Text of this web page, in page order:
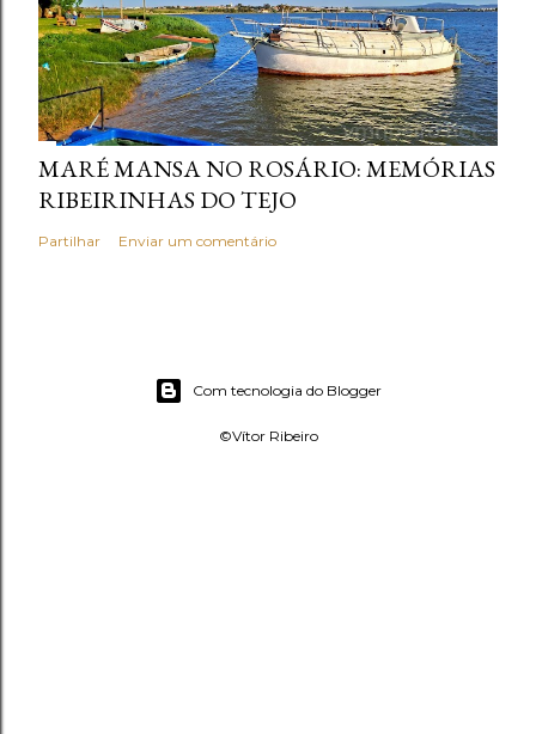
MARÉ MANSA NO ROSÁRIO: MEMÓRIAS
RIBEIRINHAS DO TEJO
Partilhar Enviar um comentário
Com tecnologia do Blogger
©Vítor Ribeiro